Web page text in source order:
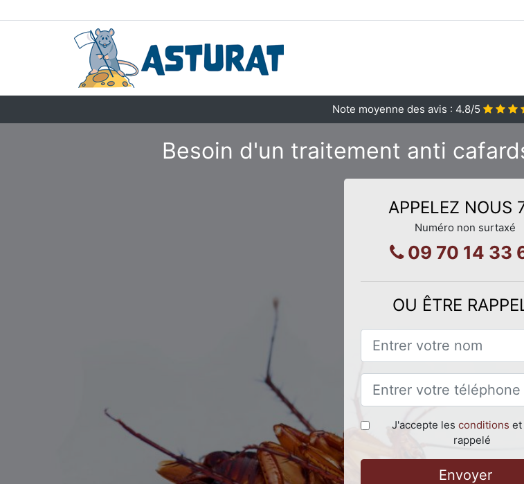
Note moyenne des avis : 4.8/5
Besoin d'un traitement anti
APPELEZ NOUS
Numéro non surtaxé
09 70 14 33
OU ÊTRE
J'accepte les conditions et
rappelé
Envoyer